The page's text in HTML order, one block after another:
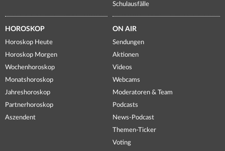
Schulausfälle
HOROSKOP
Horoskop Heute
Horoskop Morgen
Wochenhoroskop
Monatshoroskop
Jahreshoroskop
Partnerhoroskop
Aszendent
ON AIR
Sendungen
Aktionen
Videos
Webcams
Moderatoren & Team
Podcasts
News-Podcast
Themen-Ticker
Voting